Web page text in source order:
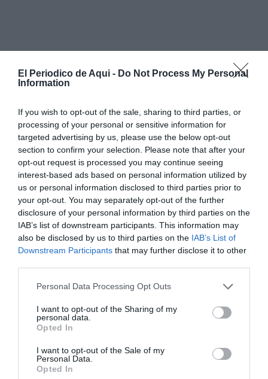
El Periodico de Aqui - Do Not Process My Personal
Information
If you wish to opt-out of the sale, sharing to third parties, or
processing of your personal or sensitive information for
targeted advertising by us, please use the below opt-out
section to confirm your selection. Please note that after your
opt-out request is processed you may continue seeing
interest-based ads based on personal information utilized by
us or personal information disclosed to third parties prior to
your opt-out. You may separately opt-out of the further
disclosure of your personal information by third parties on the
IAB’s list of downstream participants. This information may
also be disclosed by us to third parties on the IAB’s List of
Downstream Participants that may further disclose it to other
Personal Data Processing Opt Outs
I want to opt-out of the Sharing of my
personal data.
Opted In
I want to opt-out of the Sale of my
Personal Data.
Opted In
Una de las pancartas de la manifestación por la huelga educativa en Valencia. // D.
Argueta
¿Por qué parte del profesorado decide ir a
El malestar no es nuevo, pero ha cristalizado en una
infructuosas.Los sindicatos STEPV, CCOO y UGT
oficializaron la convocatoria el pasado 30 de
, denunciando la falta de concreción de la
Conselleria de Educación